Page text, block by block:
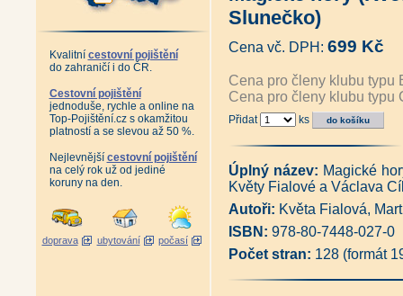
Kvalitní cestovní pojištění
do zahraničí i do ČR.
Cestovní pojištění
jednoduše, rychle a online na
Top-Pojištění.cz s okamžitou
platností a se slevou až 50 %.
Nejlevnější cestovní pojištění
na celý rok už od jediné
koruny na den.
doprava ubytování počasí
Česká republika (Vladimír
Česká příroda - krásy a
Antikvariát - Moravské
Antikvariát - Poklady
Antikvariát - Hrady a zámky v
Hrady a zámky České
Antikvariát - Exily a úkryty v
Posvátná krajina - Eseje o
Jantarová stezka (Pavel
Krajiny domova (Václav
Vltava + CD (Ivan Matějka)|
Antikvariát - Za časů
Antikvariát - Přírodní klenoty
Antikvariát - Geologické
Pocta české krajinomalbě
Před lesem pokleknu
Slunečko)
Cena vč. DPH: 699 Kč
Cena pro členy klubu typu
Cena pro členy klubu typu
Přidat ks
Úplný název: Magické
Květy Fialové a Václava
Autoři: Květa Fialová,
ISBN: 978-80-7448-027-0
Počet stran: 128 (formát